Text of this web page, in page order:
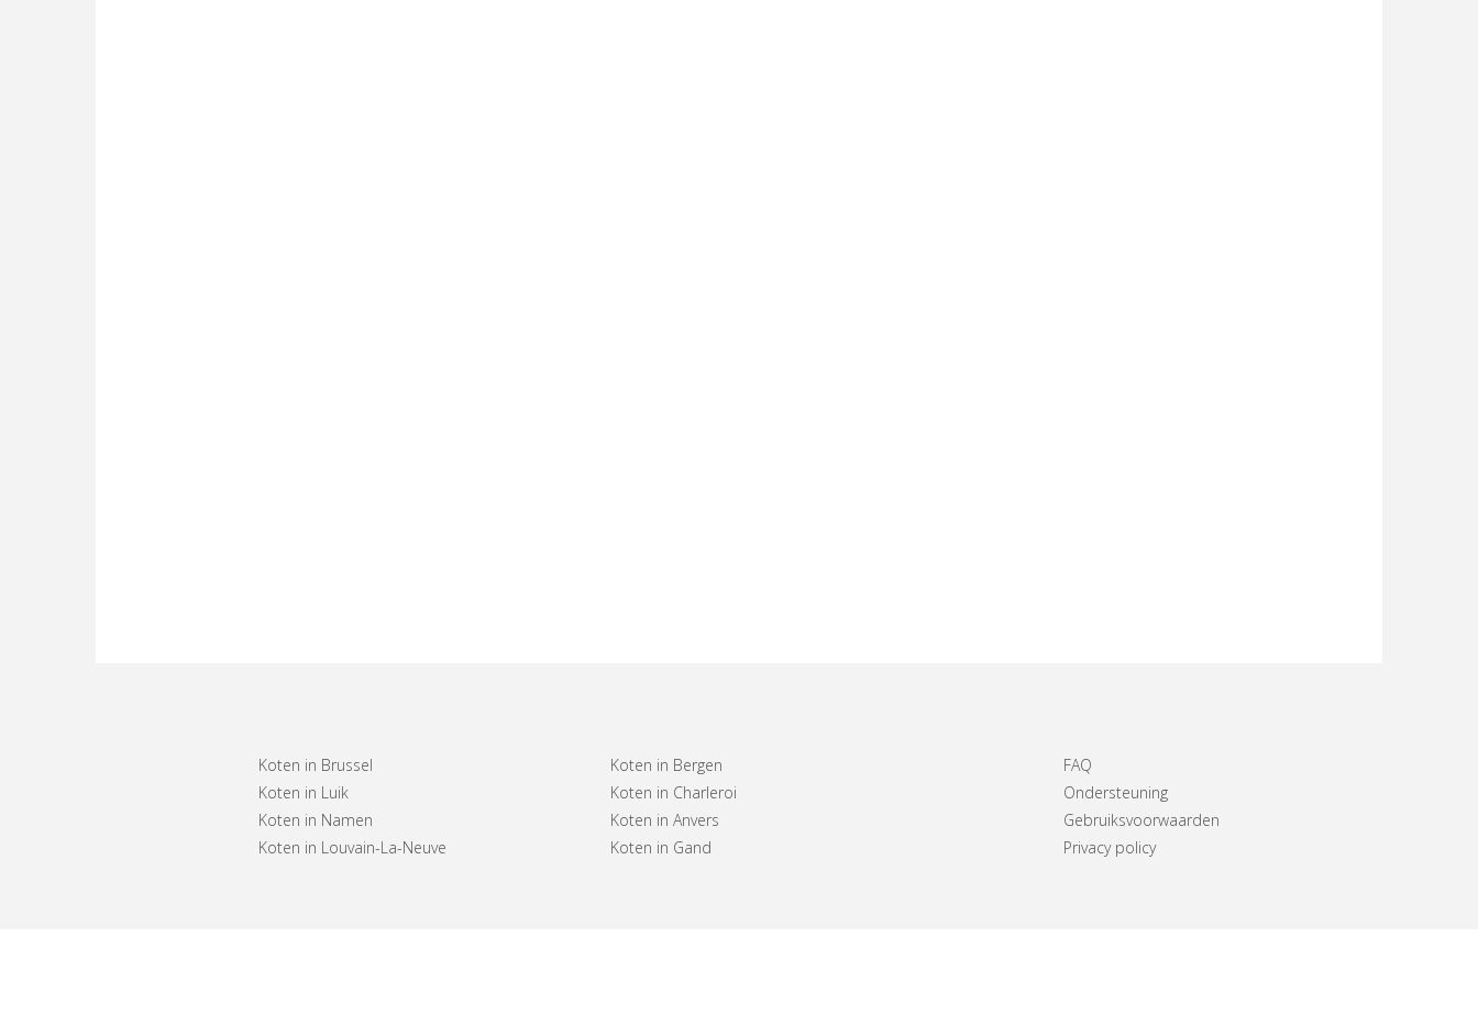
Koten in Brussel
Koten in Luik
Koten in Namen
Koten in Louvain-La-Neuve
Koten in Bergen
Koten in Charleroi
Koten in Anvers
Koten in Gand
FAQ
Ondersteuning
Gebruiksvoorwaarden
Privacy policy